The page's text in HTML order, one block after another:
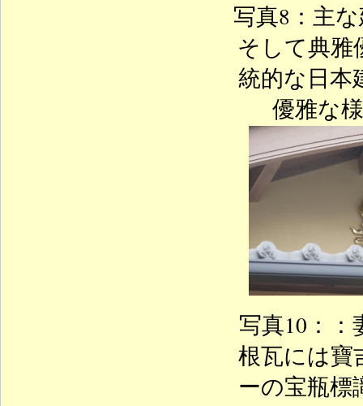
写真8：主
そして典雅
統的な日本
優雅な
写真10：
根瓦には寶
ーの宝瓶標